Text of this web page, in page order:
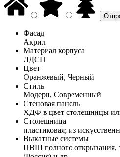
Фасад
Акрил
Материал корпуса
ЛДСП
Цвет
Оранжевый, Черный
Стиль
Модерн, Современный
Стеновая панель
ХДФ в цвет столешницы
Столешница
пластиковая; из
Выкатные системы
ПВШ полного открывания,